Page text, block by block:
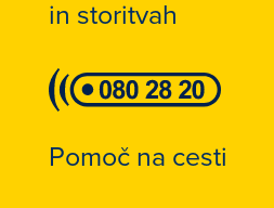
in storitvah
Pomoč na cesti